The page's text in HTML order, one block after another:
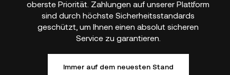
oberste Priorität. Zahlungen auf unserer Plattform
sind durch höchste Sicherheitsstandards
geschützt, um Ihnen einen absolut sicheren
Service zu garantieren.
Immer auf dem neuesten Stand